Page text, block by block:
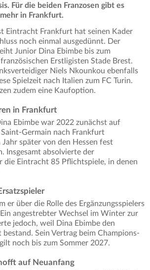
Für die beiden Franzosen gibt es
in Frankfurt.
Eintracht Frankfurt hat seinen Kader
noch einmal ausgedünnt. Der
Junior Dina Ebimbe bis zum
Erstligisten Stade Brest.
Niels Nkounkou ebenfalls
Spielzeit nach Italien zum FC Turin.
zudem eine Kaufoption.
in Frankfurt
Ebimbe war 2022 zunächst auf
Saint-Germain nach Frankfurt
später von den Hessen fest
Insgesamt absolvierte der
Eintracht 85 Pflichtspiele, in denen
er über die Rolle des Ergänzungsspielers
angestrebter Wechsel im Winter zur
jedoch, weil Dina Ebimbe den
Sein Vertrag beim Champions-
noch bis zum Sommer 2027.
auf Neuanfang